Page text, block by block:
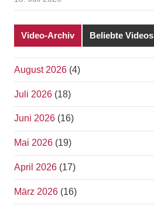
Video-Archiv Beliebte Videos
August 2026 (4)
Juli 2026 (18)
Juni 2026 (16)
Mai 2026 (19)
April 2026 (17)
März 2026 (16)